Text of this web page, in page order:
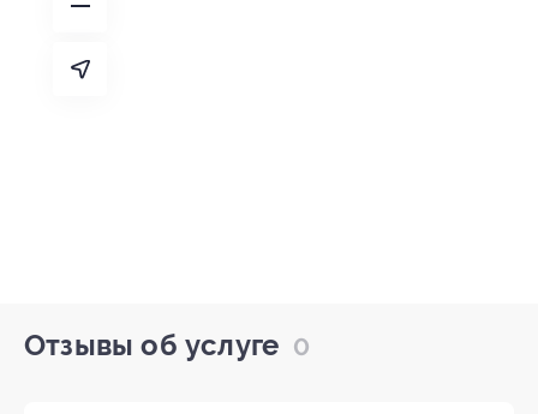
Отзывы об услуге 0